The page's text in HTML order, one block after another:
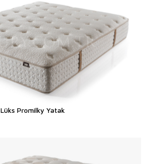
Lüks Promilky Yatak